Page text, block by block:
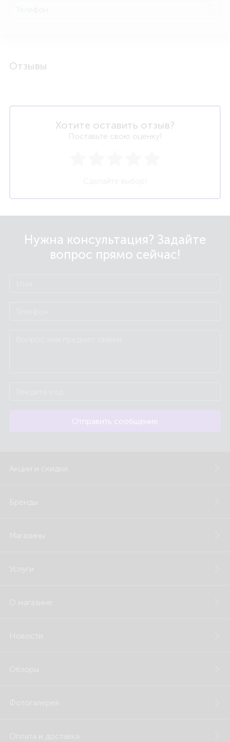
Отзывы
Хотите оставить отзыв?
Поставьте свою оценку!
Нужна консультация? Задайте
вопрос прямо сейчас!
Отправить сообщение
Акции и скидки
Бренды
Магазины
Услуги
О магазине
Новости
Обзоры
Фотогалерея
Оплата и доставка